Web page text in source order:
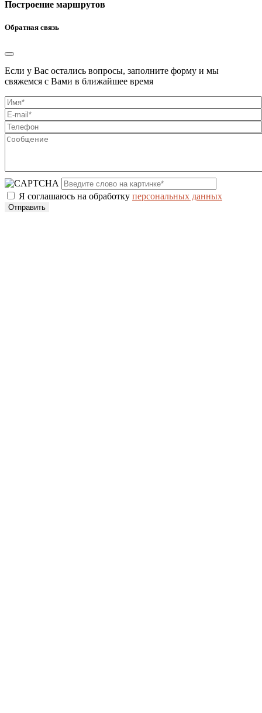
Построение маршрутов
Обратная связь
Если у Вас остались вопросы, заполните форму и мы
свяжемся с Вами в ближайшее время
Я соглашаюсь на обработку персональных данных